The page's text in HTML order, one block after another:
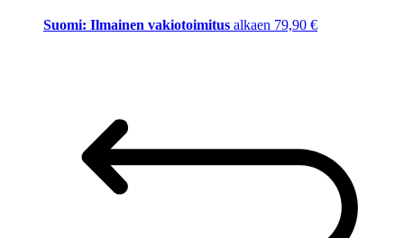
Suomi: Ilmainen vakiotoimitus alkaen 79,90 €